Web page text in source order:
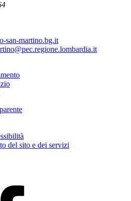
san-martino.bg.it
del sito e dei servizi